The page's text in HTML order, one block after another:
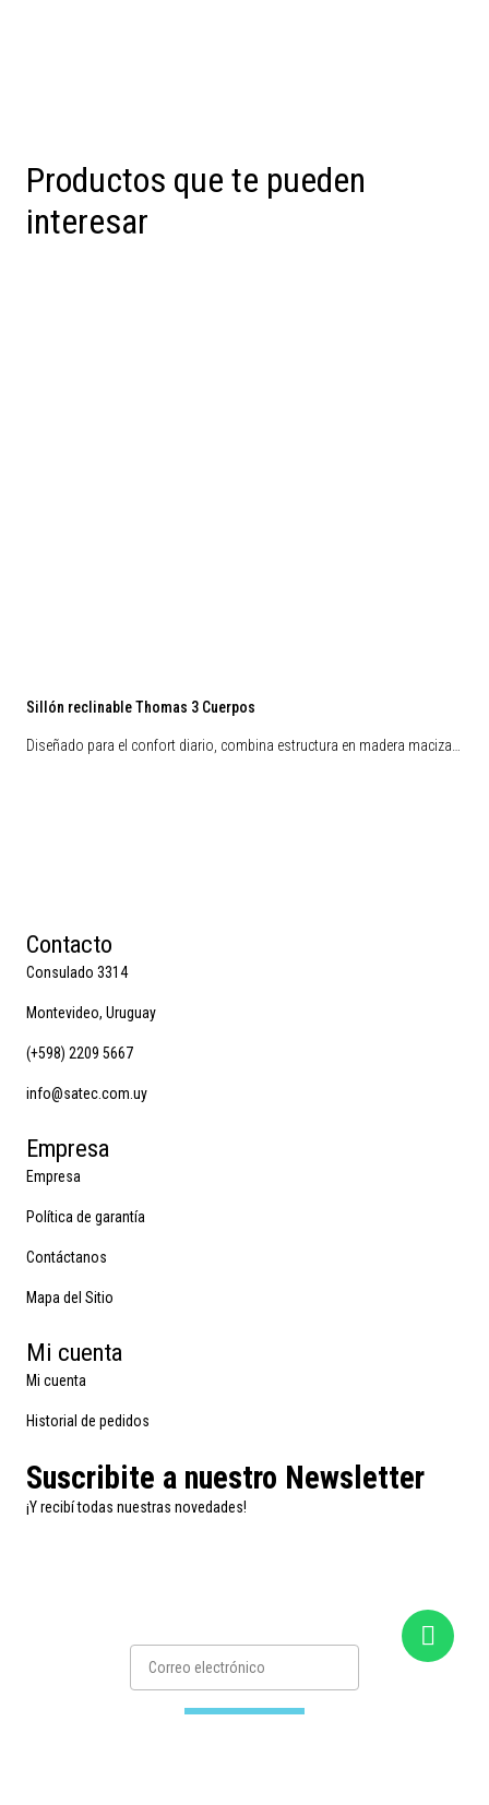
Productos que te pueden
interesar
Sillón reclinable Thomas 3 Cuerpos
Diseñado para el confort diario, combina estructura en madera maciza…
Contacto
Consulado 3314
Montevideo, Uruguay
(+598) 2209 5667
info@satec.com.uy
Empresa
Empresa
Política de garantía
Contáctanos
Mapa del Sitio
Mi cuenta
Mi cuenta
Historial de pedidos
Suscribite a nuestro Newsletter
¡Y recibí todas nuestras novedades!